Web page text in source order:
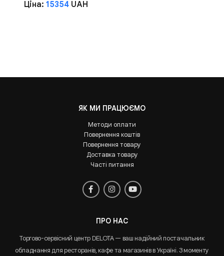
Ціна: 15354 UAH
ЯК МИ ПРАЦЮЄМО
Методи оплати
Повернення коштів
Повернення товару
Доставка товару
Часті питання
ПРО НАС
Торгово-сервісний центр DELOTA — ваш надійний постачальник
обладнання для ресторанів, кафе та магазинів в Україні. З моменту